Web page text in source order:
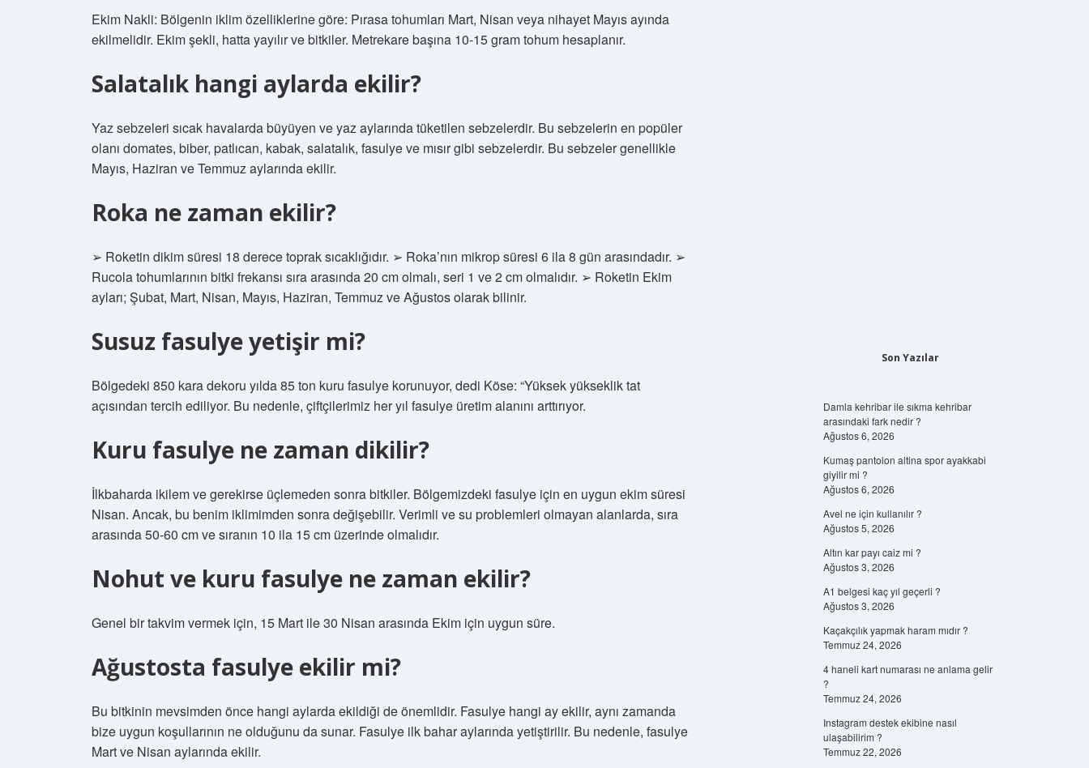
Ekim Nakli: Bölgenin iklim özelliklerine göre: Pırasa tohumları Mart, Nisan veya nihayet Mayıs ayında
ekilmelidir. Ekim şekli, hatta yayılır ve bitkiler. Metrekare başına 10-15 gram tohum hesaplanır.
Salatalık hangi aylarda ekilir?
Yaz sebzeleri sıcak havalarda büyüyen ve yaz aylarında tüketilen sebzelerdir. Bu sebzelerin en popüler
olanı domates, biber, patlıcan, kabak, salatalık, fasulye ve mısır gibi sebzelerdir. Bu sebzeler genellikle
Mayıs, Haziran ve Temmuz aylarında ekilir.
Roka ne zaman ekilir?
➢ Roketin dikim süresi 18 derece toprak sıcaklığıdır. ➢ Roka’nın mikrop süresi 6 ila 8 gün arasındadır. ➢
Rucola tohumlarının bitki frekansı sıra arasında 20 cm olmalı, seri 1 ve 2 cm olmalıdır. ➢ Roketin Ekim
ayları; Şubat, Mart, Nisan, Mayıs, Haziran, Temmuz ve Ağustos olarak bilinir.
Susuz fasulye yetişir mi?
Bölgedeki 850 kara dekoru yılda 85 ton kuru fasulye korunuyor, dedi Köse: “Yüksek yükseklik tat
açısından tercih ediliyor. Bu nedenle, çiftçilerimiz her yıl fasulye üretim alanını arttırıyor.
Kuru fasulye ne zaman dikilir?
İlkbaharda ikilem ve gerekirse üçlemeden sonra bitkiler. Bölgemizdeki fasulye için en uygun ekim süresi
Nisan. Ancak, bu benim iklimimden sonra değişebilir. Verimli ve su problemleri olmayan alanlarda, sıra
arasında 50-60 cm ve sıranın 10 ila 15 cm üzerinde olmalıdır.
Nohut ve kuru fasulye ne zaman ekilir?
Genel bir takvim vermek için, 15 Mart ile 30 Nisan arasında Ekim için uygun süre.
Ağustosta fasulye ekilir mi?
Bu bitkinin mevsimden önce hangi aylarda ekildiği de önemlidir. Fasulye hangi ay ekilir, aynı zamanda
bize uygun koşullarının ne olduğunu da sunar. Fasulye ilk bahar aylarında yetiştirilir. Bu nedenle, fasulye
Mart ve Nisan aylarında ekilir.
Son Yazılar
Damla kehribar ile sıkma kehribar
arasındaki fark nedir ?
Ağustos 6, 2026
Kumaş pantolon altina spor ayakkabi
giyilir mi ?
Ağustos 6, 2026
Avel ne için kullanılır ?
Ağustos 5, 2026
Altın kar payı caiz mi ?
Ağustos 3, 2026
A1 belgesi kaç yıl geçerli ?
Ağustos 3, 2026
Kaçakçılık yapmak haram mıdır ?
Temmuz 24, 2026
4 haneli kart numarası ne anlama gelir
?
Temmuz 24, 2026
Instagram destek ekibine nasıl
ulaşabilirim ?
Temmuz 22, 2026